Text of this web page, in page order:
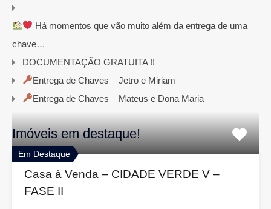
Há momentos que vão muito além da entrega de uma
chave…
DOCUMENTAÇÃO GRATUITA !!
Entrega de Chaves – Jetro e Miriam
Entrega de Chaves – Mateus e Dona Maria
Imóveis em destaque!
Em Destaque
Casa à Venda – CIDADE VERDE V –
FASE II